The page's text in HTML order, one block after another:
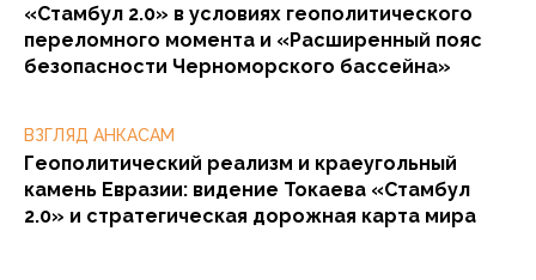
«Стамбул 2.0» в условиях геополитического
переломного момента и «Расширенный пояс
безопасности Черноморского бассейна»
ВЗГЛЯД АНКАСАМ
Геополитический реализм и краеугольный
камень Евразии: видение Токаева «Стамбул
2.0» и стратегическая дорожная карта мира